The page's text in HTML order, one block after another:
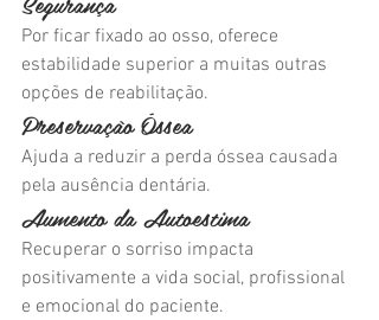
Por ficar fixado ao osso, oferece
estabilidade superior a muitas outras
opções de reabilitação.
Preservação Óssea
Ajuda a reduzir a perda óssea causada
pela ausência dentária.
Aumento da Autoestima
Recuperar o sorriso impacta
positivamente a vida social, profissional
e emocional do paciente.